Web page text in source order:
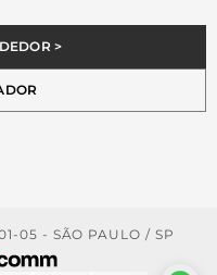
>
05 - SÃO PAULO / SP